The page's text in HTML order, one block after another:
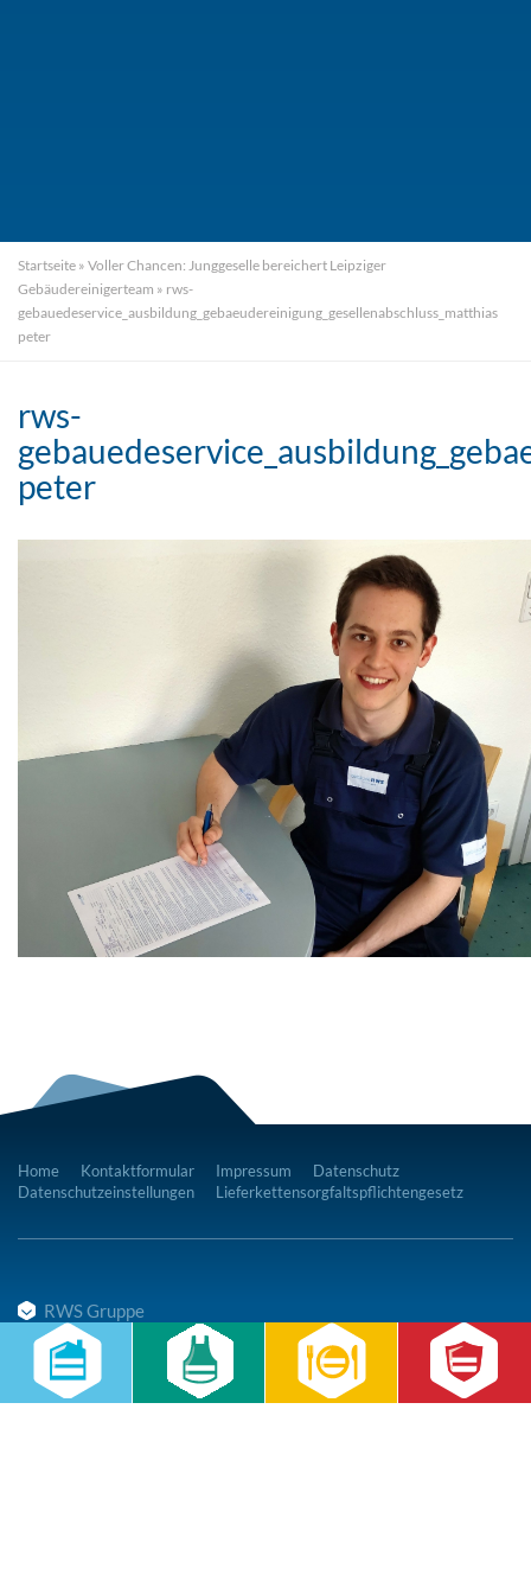
Startseite » Voller Chancen: Junggeselle bereichert Leipziger
Gebäudereinigerteam » rws-
gebauedeservice_ausbildung_gebaeudereinigung_gesellenabschluss_matthias
peter
rws-
peter
Home Kontaktformular Impressum
Datenschutz
Datenschutzeinstellungen
Lieferkettensorgfaltspflichtengesetz
RWS Gruppe
Gebäudeservice
Hauswirtschaft